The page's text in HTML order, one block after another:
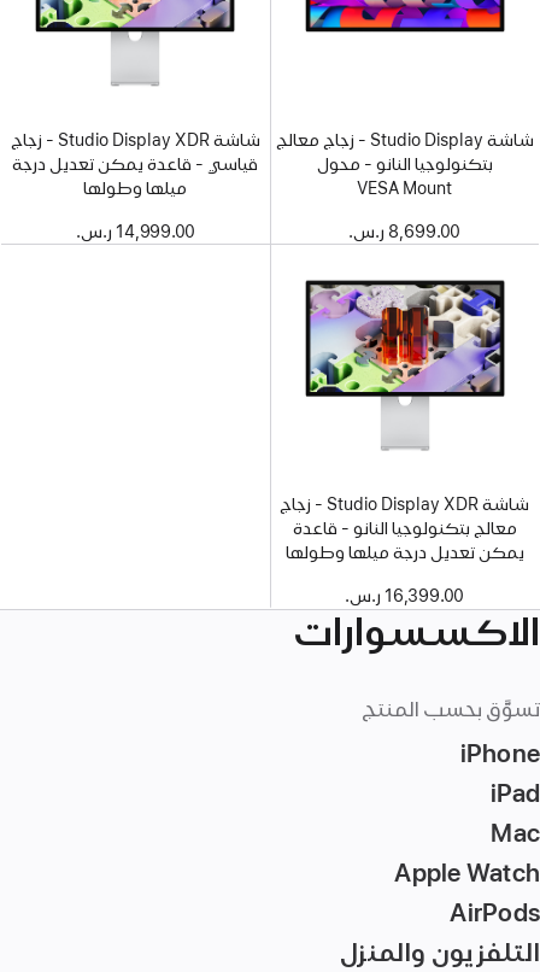
شاشة Studio Display - زجاج معالج
بتكنولوجيا النانو - محول
VESA Mount
8,699.00 ر.س.‏
شاشة Studio Display XDR - زجاج
قياسي - قاعدة يمكن تعديل درجة
ميلها وطولها
14,999.00 ر.س.‏
شاشة Studio Display XDR - زجاج
معالج بتكنولوجيا النانو - قاعدة
يمكن تعديل درجة ميلها وطولها
16,399.00 ر.س.‏
الاكسسوارات
تسوَّق بحسب المنتج
iPhone
iPad
Mac‏
Apple Watch
AirPods
التلفزيون والمنزل